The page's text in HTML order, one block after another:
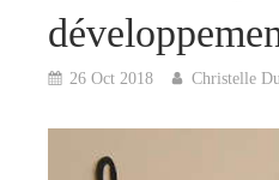
26 Oct 2018 Christelle